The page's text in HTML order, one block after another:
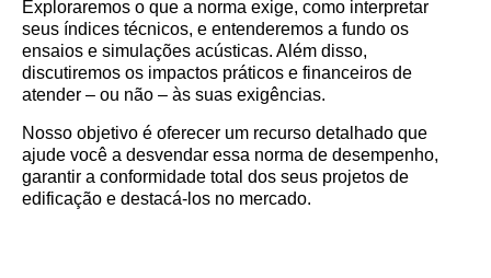
Exploraremos o que a norma exige, como interpretar
seus índices técnicos, e entenderemos a fundo os
ensaios e simulações acústicas. Além disso,
discutiremos os impactos práticos e financeiros de
atender – ou não – às suas exigências.
Nosso objetivo é oferecer um recurso detalhado que
ajude você a desvendar essa norma de desempenho,
garantir a conformidade total dos seus projetos de
edificação e destacá-los no mercado.